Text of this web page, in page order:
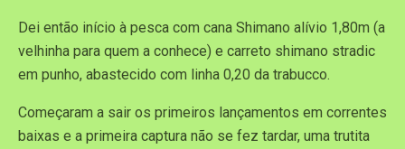
Dei então início à pesca com cana Shimano alívio 1,80m (a
velhinha para quem a conhece) e carreto shimano stradic
em punho, abastecido com linha 0,20 da trabucco.
Começaram a sair os primeiros lançamentos em correntes
baixas e a primeira captura não se fez tardar, uma trutita